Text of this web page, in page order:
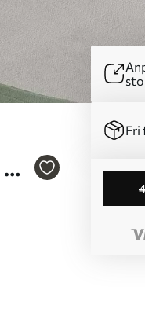
Fri